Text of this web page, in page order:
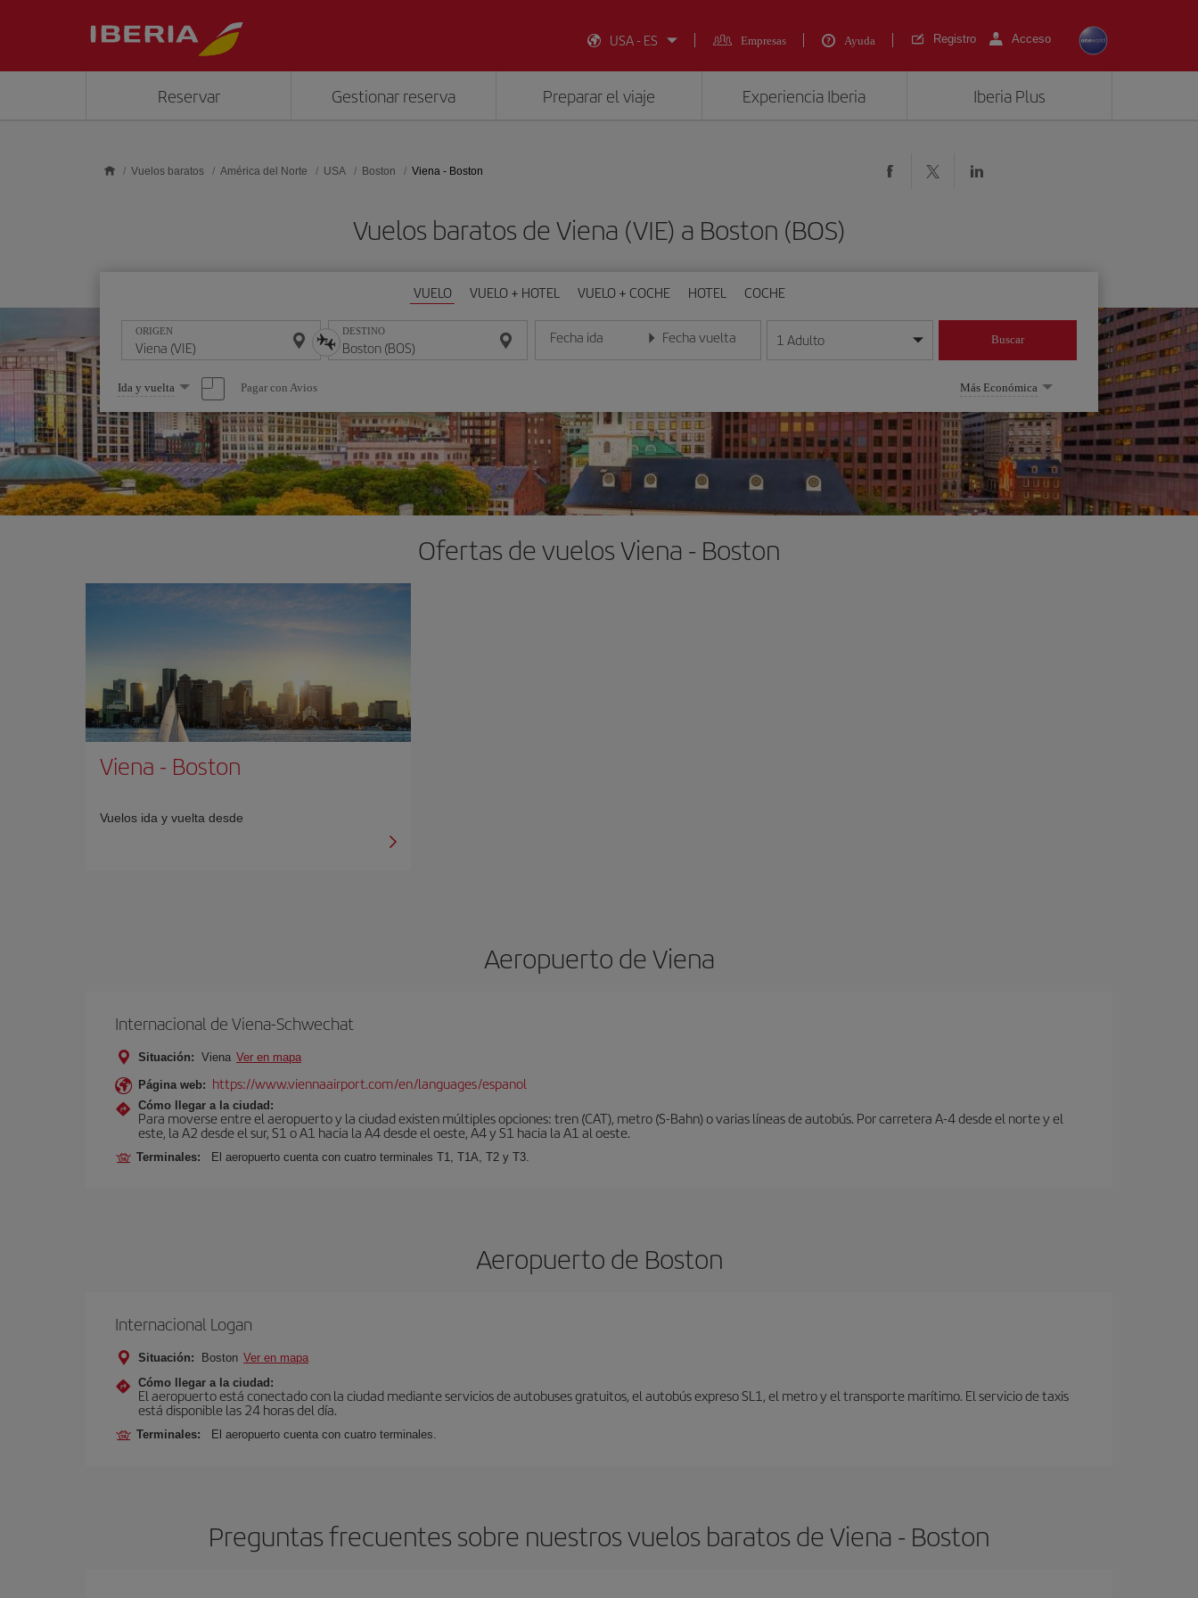
USA - ES
Empresas Ayuda Registro Acceso
Reservar Gestionar reserva Preparar el viaje Experiencia Iberia Iberia Plus
Vuelos baratos América del Norte USA Boston Viena - Boston
Vuelos baratos de Viena (VIE) a Boston (BOS)
VUELO VUELO + HOTEL VUELO + COCHE HOTEL COCHE
ORIGEN DESTINO Fecha ida
Introduce la fecha en formato día/mes/año
Fecha vuelta
Introduce la fecha en formato día/mes/año
1 Adulto Buscar
Seleccione
una
opción
Ida y vuelta Pagar con Avios Más Económica
Ofertas de vuelos Viena - Boston
Viena - Boston
Vuelos ida y vuelta desde
Aeropuerto de Viena
Internacional de Viena-Schwechat
Situación: Viena Ver en mapa
Página web: https://www.viennaairport.com/en/languages/espanol
Cómo llegar a la ciudad:
Para moverse entre el aeropuerto y la ciudad existen múltiples opciones: tren (CAT), metro (S-Bahn) o varias líneas de autobús. Por carretera A-4 desde el norte y el
este, la A2 desde el sur, S1 o A1 hacia la A4 desde el oeste, A4 y S1 hacia la A1 al oeste.
Terminales: El aeropuerto cuenta con cuatro terminales T1, T1A, T2 y T3.
Aeropuerto de Boston
Internacional Logan
Situación: Boston Ver en mapa
Cómo llegar a la ciudad:
El aeropuerto está conectado con la ciudad mediante servicios de autobuses gratuitos, el autobús expreso SL1, el metro y el transporte marítimo. El servicio de taxis
está disponible las 24 horas del día.
Terminales: El aeropuerto cuenta con cuatro terminales.
Preguntas frecuentes sobre nuestros vuelos baratos de Viena - Boston